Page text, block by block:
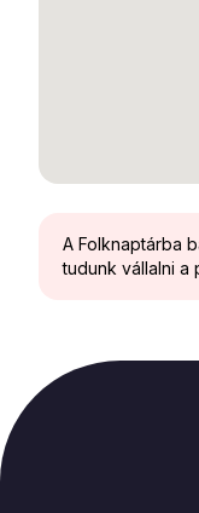
A Folknaptárba
tudunk vállalni a